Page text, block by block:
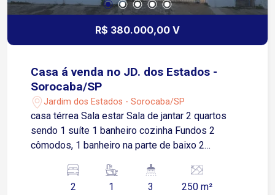
meio a muita área verde. Quadras poliesportivas,
salões de festas, salão de jogos e quiosques
com churrasqueira. Praças, playgrounds,
Praticidade interna: Restaurante, conveniência
contêiner 24h e a charmosa Feira do Villa toda
quinta-feira na praça.
R$ 380.000,00 V
Casa á venda no JD. dos Estados -
Sorocaba/SP
Jardim dos Estados - Sorocaba/SP
casa térrea Sala estar Sala de jantar 2 quartos
sendo 1 suíte 1 banheiro cozinha Fundos 2
cômodos, 1 banheiro na parte de baixo 2
precisa de melhorias casa antiga
2
1 3 250 m²